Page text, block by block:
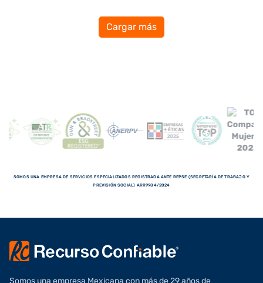
Cargar más
SOMOS UNA EMPRESA DE SERVICIOS ESPECIALIZADOS REGISTRADA ANTE REPSE (SECRETARÍA DE TRABAJO Y
PREVISIÓN SOCIAL) ARR9984/2024
Somos una empresa Mexicana con más de 29 años de